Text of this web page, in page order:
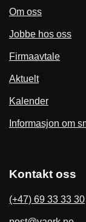
Om oss
Jobbe hos oss
Firmaavtale
Aktuelt
Kalender
Informasjon om
Kontakt oss
(+47) 69 33 33 30